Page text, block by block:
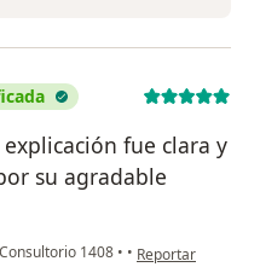
fue clara y
su agradable
1408 • • en opinión del
Reportar